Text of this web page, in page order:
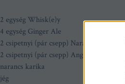
2 egység Whisk(e)y
4 egység Ginger Ale
2 csipetnyi (pár csepp) Narancskeserű
2 csipetnyi (pár csepp) Angostura
narancs karika
jég